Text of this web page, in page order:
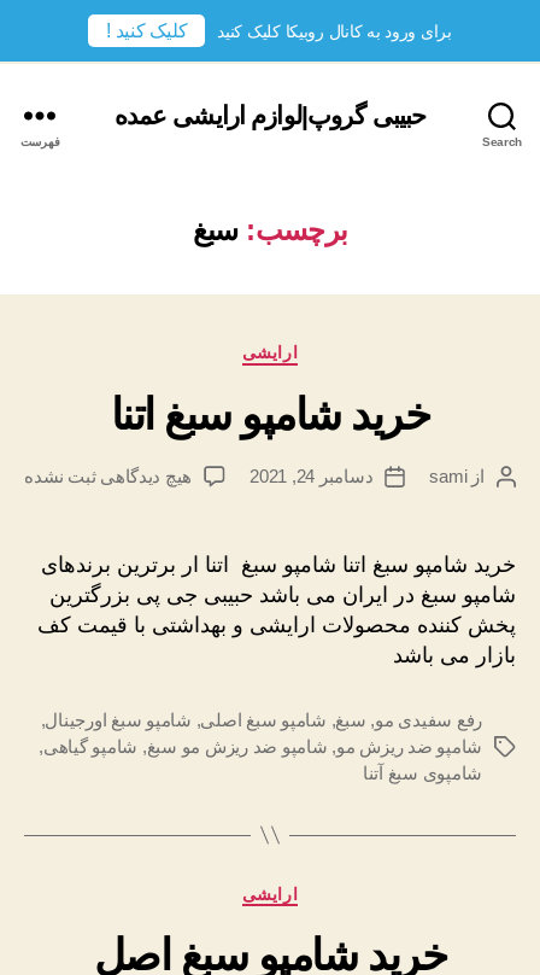
Search
حبیبی گروپ|لوازم ارایشی عمده
فهرست
برچسب: سبغ
دسته‌ها
ارایشی
خرید شامپو سبغ اتنا
نویسندهٔ
ازsami
تاریخدسامبر 24, 2021 هیچ دیدگاهیبرای
اتنا
ثبت نشده
خرید شامپو سبغ اتنا شامپو سبغ اتنا ار برترین برندهای
شامپو سبغ در ایران می باشد حبیبی جی پی بزرگترین
پخش کننده محصولات ارایشی و بهداشتی با قیمت کف
بازار می باشد
برچسب‌ها
رفع سفیدی مو, سبغ, شامپو سبغ اصلی, شامپو سبغ اورجینال,
شامپو ضد ریزش مو, شامپو ضد ریزش مو سبغ, شامپو گیاهی,
شامپوی سبغ آتنا
دسته‌ها
ارایشی
خرید شامپو سبغ اصل
برای ورود به کانال روبیکا کلیک کنید کلیک کنید !